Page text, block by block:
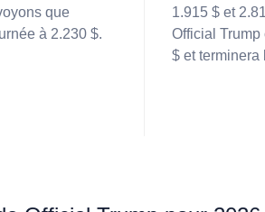
que
à 2.230 $.
1.915 $ et
Official
$ et terminera